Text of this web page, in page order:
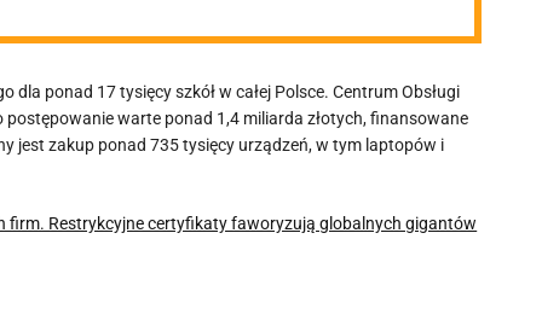
ponad 17 tysięcy szkół w całej Polsce. Centrum Obsługi
postępowanie warte ponad 1,4 miliarda złotych, finansowane
jest zakup ponad 735 tysięcy urządzeń, w tym laptopów i
firm. Restrykcyjne certyfikaty faworyzują globalnych gigantów